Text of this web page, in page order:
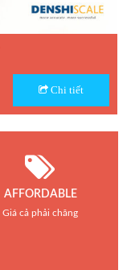
Chi tiết
AFFORDABLE
Giá cả phải chăng